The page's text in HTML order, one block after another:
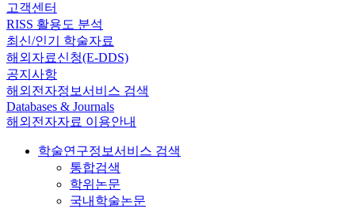
고객센터
RISS 활용도 분석
최신/인기 학술자료
해외자료신청(E-DDS)
공지사항
해외전자정보서비스 검색
Databases & Journals
해외전자자료 이용안내
학술연구정보서비스 검색
통합검색
학위논문
국내학술논문